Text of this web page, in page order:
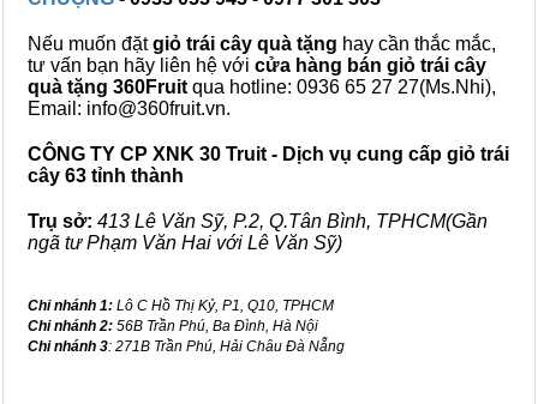
Nếu muốn đặtgiỏ trái cây quà tặng hay cần thắc mắc,
tư vấn bạn hãy liên hệ với cửa hàng bán giỏ trái cây
quà tặng 360Fruit qua hotline: 0936 65 27 27(Ms.Nhi),
Email: info@360fruit.vn.
CÔNG TY CP XNK 30 Truit - Dịch vụ cung cấp giỏ trái
cây 63 tỉnh thành
Trụ sở: 413 Lê Văn Sỹ, P.2, Q.Tân Bình, TPHCM(Gần
ngã tư Phạm Văn Hai với Lê Văn Sỹ)
Chi nhánh 1: Lô C Hồ Thị Kỷ, P1, Q10, TPHCM
Chi nhánh 2: 56B Trần Phú, Ba Đình, Hà Nội
Chi nhánh 3: 271B Trần Phú, Hải Châu Đà Nẵng